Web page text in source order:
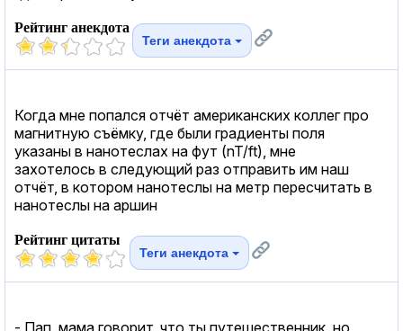
Рейтинг анекдота
Теги анекдота
Когда мне попался отчёт американских коллег про
магнитную съёмку, где были градиенты поля
указаны в нанотеслах на фут (nT/ft), мне
захотелось в следующий раз отправить им наш
отчёт, в котором нанотеслы на метр пересчитать в
нанотеслы на аршин
Рейтинг цитаты
Теги анекдота
- Пап, мама говорит, что ты путешественник, но